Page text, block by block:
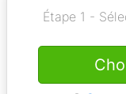
Étape 1 -